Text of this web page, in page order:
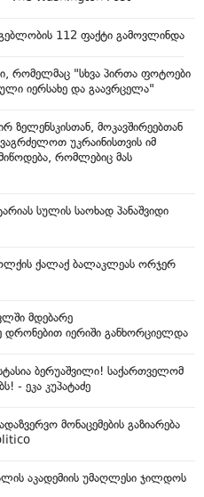
112 ფაქტი გამოვლინდა
რომელმაც "სხვა პირთა ფოტოები
იერსახე და გაავრცელა"
ზელენსკისთან, მოკავშირეებთან
უკრაინისთვის იმ
რომლებიც მას
სულის საოხად პანაშვიდი
ქალაქ ბალაკლეას ორჯერ
მდებარე
დრონებით იერიში განხორციელდა
ბერუაშვილი! საქართველომ
- ეკა კუპატაძე
მონაცემების გაზიარება
აკადემიის უმაღლესი ჯილდოს